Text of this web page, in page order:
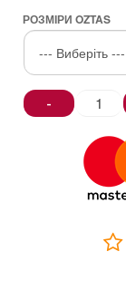
РОЗМІРИ OZTAS
-